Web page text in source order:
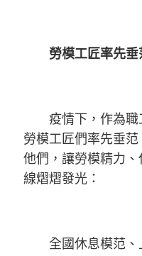
勞模工匠率先垂
疫情下，作為職
勞模工匠們率先垂范
他們，讓勞模精力、
線熠熠發光：
全國休息模范、